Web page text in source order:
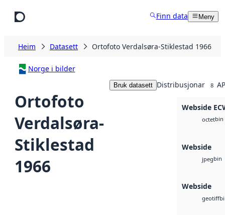
Finn data Meny
Heim Datasett Ortofoto Verdalsøra-Stiklestad 1966
Norge i bilder
Ortofoto
Verdalsøra-
Stiklestad
1966
Bruk datasett Distribusjonar 8
Webside
octetbin
Webside
jpegbin
Webside
geotiff